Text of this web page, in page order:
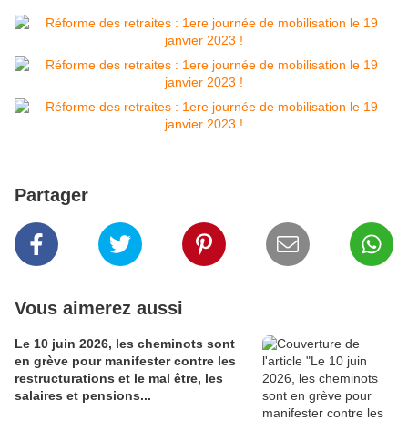
Partager
Vous aimerez aussi
Le 10 juin 2026, les cheminots sont
en grève pour manifester contre les
restructurations et le mal être, les
salaires et pensions...